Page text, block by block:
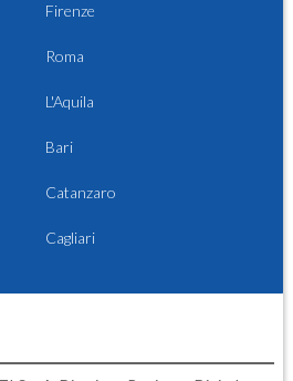
Firenze
Roma
L'Aquila
Bari
Catanzaro
Cagliari